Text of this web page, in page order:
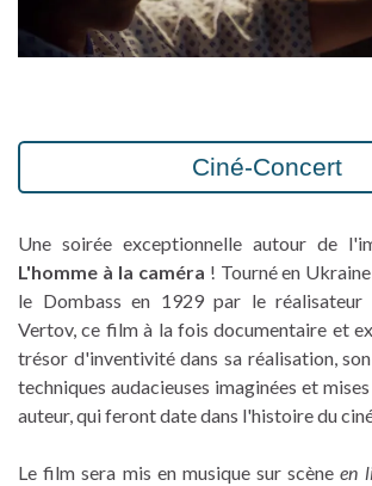
Ciné-Concert
Une soirée exceptionnelle autour de
L'homme à la caméra ! Tourné en
le Dombass en 1929 par le réalisateur
Vertov, ce film à la fois documentaire et
trésor d'inventivité dans sa réalisation,
techniques audacieuses imaginées et
auteur, qui feront date dans l'histoire du
Le film sera mis en musique sur scèneen